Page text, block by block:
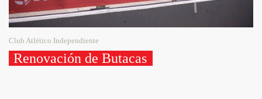
Club Atlético Independiente
Renovación de Butacas